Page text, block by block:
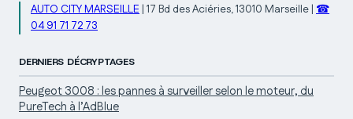
AUTO CITY MARSEILLE | 17 Bd des Aciéries, 13010 Marseille | ☎
04 91 71 72 73
DERNIERS DÉCRYPTAGES
Peugeot 3008 : les pannes à surveiller selon le moteur, du
PureTech à l’AdBlue